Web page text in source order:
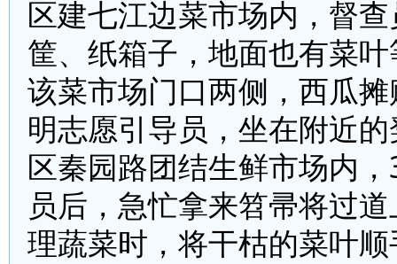
区建七江边菜市场内，督
筐、纸箱子，地面也有菜
该菜市场门口两侧，西瓜
明志愿引导员，坐在附近
区秦园路团结生鲜市场内
员后，急忙拿来笤帚将过
理蔬菜时，将干枯的菜叶